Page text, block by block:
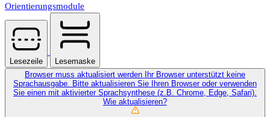
Orientierungsmodule
Lesezeile
Lesemaske
Browser muss aktualisiert werden
Ihr Browser unterstützt keine
Sprachausgabe. Bitte aktualisieren Sie Ihren Browser oder verwenden
Sie einen mit aktivierter Sprachsynthese (z.B. Chrome, Edge, Safari).
Wie aktualisieren?